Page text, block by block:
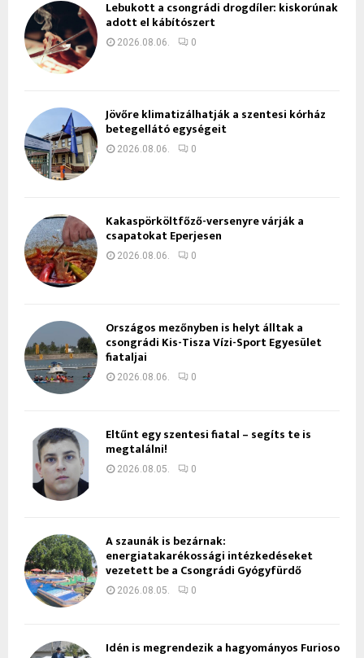
Lebukott a csongrádi drogdíler: kiskorúnak
adott el kábítószert
2026.08.06. 0
Jövőre klimatizálhatják a szentesi kórház
betegellátó egységeit
2026.08.06. 0
Kakaspörköltfőző-versenyre várják a
csapatokat Eperjesen
2026.08.06. 0
Országos mezőnyben is helyt álltak a
csongrádi Kis-Tisza Vízi-Sport Egyesület
fiataljai
2026.08.06. 0
Eltűnt egy szentesi fiatal – segíts te is
megtalálni!
2026.08.05. 0
A szaunák is bezárnak:
energiatakarékossági intézkedéseket
vezetett be a Csongrádi Gyógyfürdő
2026.08.05. 0
Idén is megrendezik a hagyományos Furioso